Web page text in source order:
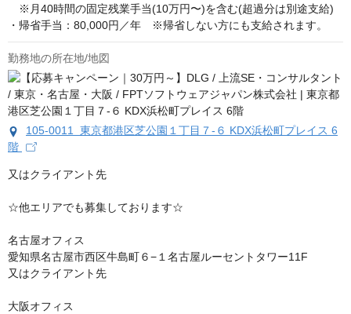
※月40時間の固定残業手当(10万円〜)を含む(超過分は別途支給)
・帰省手当：80,000円／年　※帰省しない方にも支給されます。
勤務地の所在地/地図
105-0011 東京都港区芝公園１丁目７-６ KDX浜松町プレイス 6
階
又はクライアント先
☆他エリアでも募集しております☆
名古屋オフィス
愛知県名古屋市西区牛島町６−１名古屋ルーセントタワー11F
又はクライアント先
大阪オフィス